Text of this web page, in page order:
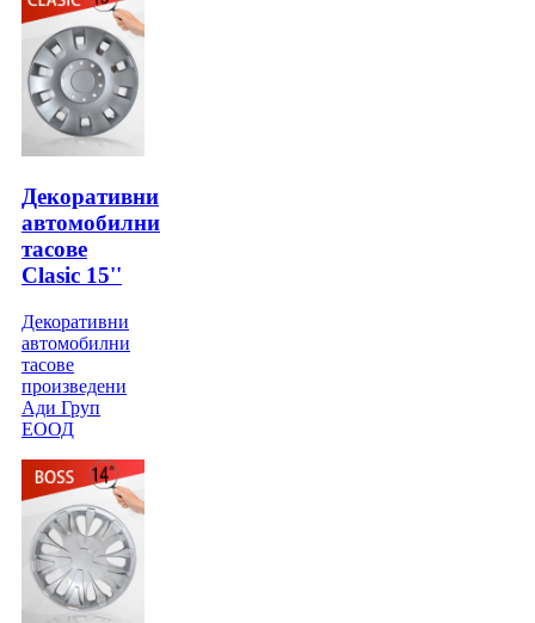
Декоративни
автомобилни
тасове
Clasic 15''
Декоративни
автомобилни
тасове
произведени
Ади Груп
ЕООД